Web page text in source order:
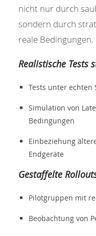
nicht nur durch
sondern durch
reale Bedingungen.
Realistische Tests
Tests unter
Simulation von
Bedingungen
Einbeziehung
Endgeräte
Gestaffelte
Pilotgruppen mit
Beobachtung von